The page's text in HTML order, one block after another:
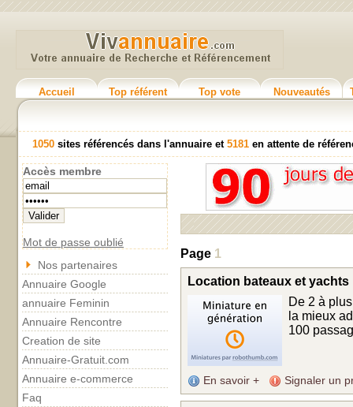
Accueil Top référent Top vote Nouveautés
1050 sites référencés dans l'annuaire et 5181 en attente de
Accès membre
Mot de passe oublié
Nos partenaires
Annuaire Google
annuaire Feminin
Annuaire Rencontre
Creation de site
Annuaire-Gratuit.com
Annuaire e-commerce
Faq
Page 1
Location bateaux et
De 2 à
la mieux
100
En savoir + Signaler un